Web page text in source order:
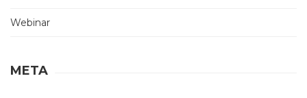
Webinar
META